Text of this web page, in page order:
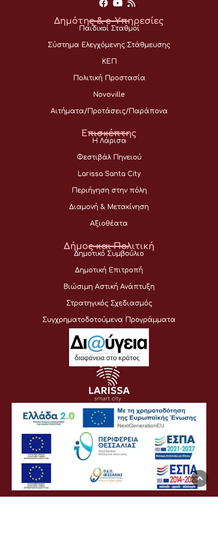
Δημότης & e-Υπηρεσίες
Παιδικοί Σταθμοί
Σύστημα Ελεγχόμενης Στάθμευσης
ΚΕΠ
Πολιτική Προστασία
Novoville
Αιτήματα/Προτάσεις/Παράπονα
Επισκέπτης
Η Λάρισα
Φεστιβάλ Πηνειού
Larissa Santa City
Περιήγηση στην πόλη
Διαμονή & Μετακίνηση
Αξιοθέατα
Δήμος και Πολιτική
Δημοτικό Συμβούλιο
Δημοτική Επιτροπή
Βιώσιμη Αστική Ανάπτυξη
Στρατηγικός Σχεδιασμός
Συγχρηματοδοτούμενα Προγράμματα